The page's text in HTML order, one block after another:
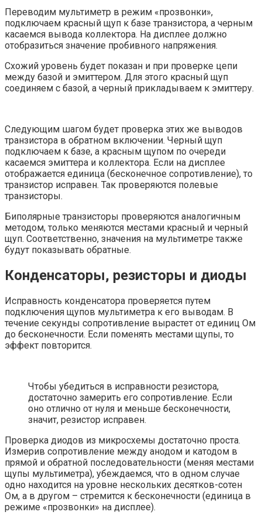
Переводим мультиметр в режим «прозвонки»,
подключаем красный щуп к базе транзистора, а черным
касаемся вывода коллектора. На дисплее должно
отобразиться значение пробивного напряжения.
Схожий уровень будет показан и при проверке цепи
между базой и эмиттером. Для этого красный щуп
соединяем с базой, а черный прикладываем к эмиттеру.
Следующим шагом будет проверка этих же выводов
транзистора в обратном включении. Черный щуп
подключаем к базе, а красным щупом по очереди
касаемся эмиттера и коллектора. Если на дисплее
отображается единица (бесконечное сопротивление), то
транзистор исправен. Так проверяются полевые
транзисторы.
Биполярные транзисторы проверяются аналогичным
методом, только меняются местами красный и черный
щуп. Соответственно, значения на мультиметре также
будут показывать обратные.
Конденсаторы, резисторы и диоды
Исправность конденсатора проверяется путем
подключения щупов мультиметра к его выводам. В
течение секунды сопротивление вырастет от единиц Ом
до бесконечности. Если поменять местами щупы, то
эффект повторится.
Чтобы убедиться в исправности резистора,
достаточно замерить его сопротивление. Если
оно отлично от нуля и меньше бесконечности,
значит, резистор исправен.
Проверка диодов из микросхемы достаточно проста.
Измерив сопротивление между анодом и катодом в
прямой и обратной последовательности (меняя местами
щупы мультиметра), убеждаемся, что в одном случае
одно находится на уровне нескольких десятков-сотен
Ом, а в другом – стремится к бесконечности (единица в
режиме «прозвонки» на дисплее).